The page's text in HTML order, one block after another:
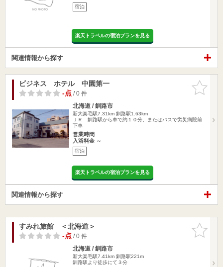
宿泊
楽天トラベルの宿泊プランを見る
関連情報から探す
お気に入
りに追加
ビジネス ホテル 中園第一
-点/ 0 件
北海道 / 釧路市
新大楽毛駅7.31km 釧路駅1.63km
ＪＲ 釧路駅から車で約１０分、またはバスで労災病院前
下車
営業時間
入浴料金 ～
宿泊
楽天トラベルの宿泊プランを見る
関連情報から探す
お気に入
りに追加
すみれ旅館 ＜北海道＞
-点/ 0 件
北海道 / 釧路市
新大楽毛駅7.41km 釧路駅221m
釧路駅より徒歩にて３分